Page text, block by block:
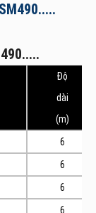
Độ
dài
(m)
6
6
6
6